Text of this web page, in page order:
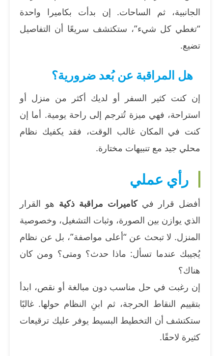
الجانبية، ثم الساحات. إن بدأت بكاميرا واحدة
“تغطي كل شيء”، ستكتشف سريعًا أن التفاصيل
تضيع.
هل المراقبة عن بُعد ضرورية؟
إن كنت كثير السفر أو لديك أكثر من منزل أو
استراحة، فهي ميزة تُترجم إلى راحة يومية. أما إن
كنت في المكان غالب الوقت، فقد يكفيك نظام
محلي جيد مع تنبيهات مختارة.
رأي عملي
أفضل قرار فيكاميرات مراقبة ذكية هو القرار
الذي يوازن بين الصورة، وثبات التشغيل، وخصوصية
المنزل. لا تبحث عن “أعلى مواصفة”، بل عن نظام
يُجيبك عندما تسأل: ماذا حدث؟ ومتى؟ ومن كان
هناك؟
إن رغبت في حل مناسب دون مبالغة أو نقص، ابدأ
بتقييم النقاط الحرجة، ثم ابنِ النظام حولها. غالبًا
ستكتشف أن التخطيط البسيط يوفر عليك ترقيعات
كثيرة لاحقًا.